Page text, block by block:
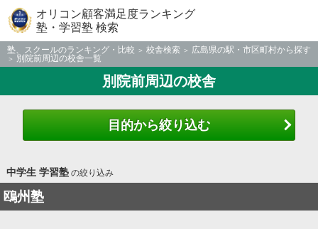
オリコン顧客満足度ランキング
塾・学習塾 検索
塾、スクールのランキング・比較 校舎検索
広島県の駅・市区町村から探す
別院前周辺の校舎一覧
別院前周辺の校舎
目的から絞り込む
中学生 学習塾の絞り込み
鴎州塾